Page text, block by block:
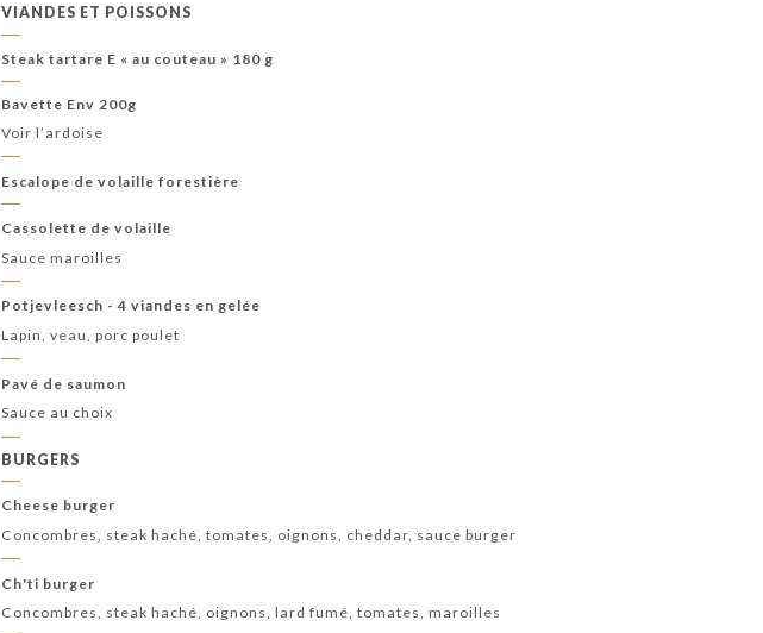
VIANDES ET POISSONS
Steak tartare E « au couteau » 180 g
Bavette Env 200g
Voir l’ardoise
Escalope de volaille forestière
Cassolette de volaille
Sauce maroilles
Potjevleesch - 4 viandes en gelée
Lapin, veau, porc poulet
Pavé de saumon
Sauce au choix
BURGERS
Cheese burger
Concombres, steak haché, tomates, oignons, cheddar, sauce burger
Ch'ti burger
Concombres, steak haché, oignons, lard fumé, tomates, maroilles